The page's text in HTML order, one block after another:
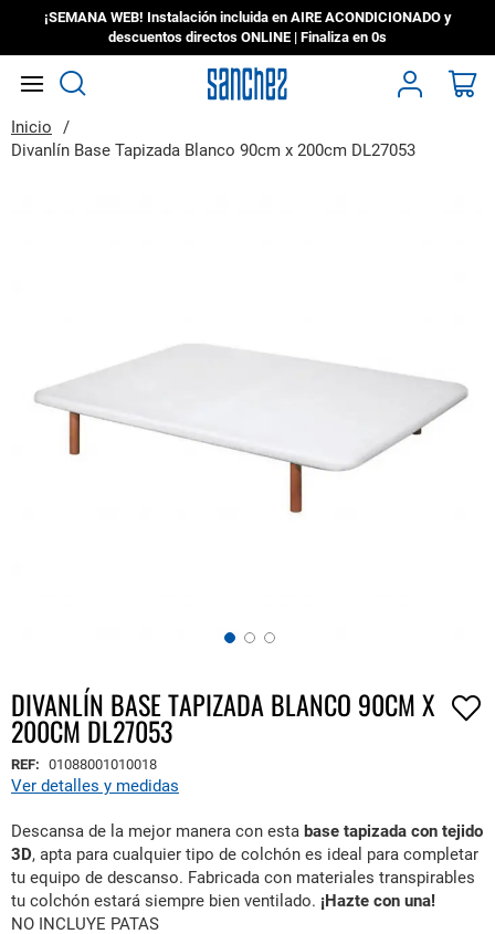
¡SEMANA WEB! Instalación incluida en AIRE ACONDICIONADO y
descuentos directos ONLINE | Finaliza en 0s
Inicio
Divanlín Base Tapizada Blanco 90cm x 200cm DL27053
Saltar
al
comienzo
de
la
de
imágenes
DIVANLÍN BASE TAPIZADA BLANCO 90CM X
200CM DL27053
Ver detalles y medidas
REF: 01088001010018
Descansa de la mejor manera con esta base tapizada con tejido
3D, apta para cualquier tipo de colchón es ideal para completar
tu equipo de descanso. Fabricada con materiales transpirables
tu colchón estará siempre bien ventilado. ¡Hazte con una!
NO INCLUYE PATAS